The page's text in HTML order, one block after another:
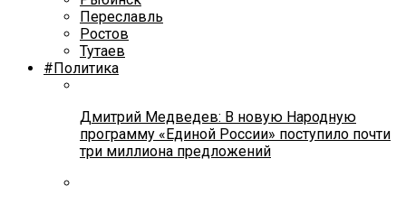
Переславль
Ростов
Тутаев
#Политика
Дмитрий Медведев: В новую Народную
программу «Единой России» поступило почти
три миллиона предложений